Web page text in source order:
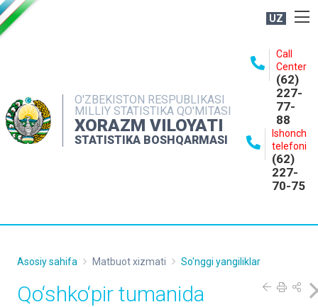
UZ
O'ZBEKISTON RESPUBLIKASI
MILLIY STATISTIKA QO'MITASI
XORAZM VILOYATI
STATISTIKA BOSHQARMASI
Call
Center
(62)
227-
77-
88
Ishonch
telefoni
(62)
227-
70-75
NASHRLAR
INTERAKTIV XIZMATLAR
MATBUOT XIZMATI
Asosiy sahifa Matbuot xizmati So'nggi yangiliklar
Qo‘shko‘pir tumanida